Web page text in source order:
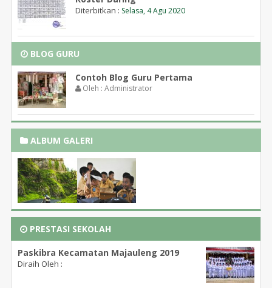
Diterbitkan : Selasa, 4 Agu 2020
BLOG GURU
Contoh Blog Guru Pertama
Oleh : Administrator
ALBUM GALERI
PRESTASI SEKOLAH
Paskibra Kecamatan Majauleng 2019
Diraih Oleh :